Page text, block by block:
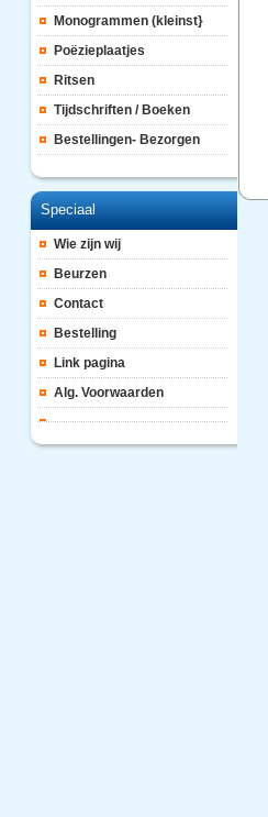
Monogrammen (kleinst}
Poëzieplaatjes
Ritsen
Tijdschriften / Boeken
Bestellingen- Bezorgen
Speciaal
Wie zijn wij
Beurzen
Contact
Bestelling
Link pagina
Alg. Voorwaarden